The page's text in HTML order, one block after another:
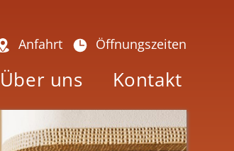
Anfahrt Öffnungszeiten
Über uns Kontakt